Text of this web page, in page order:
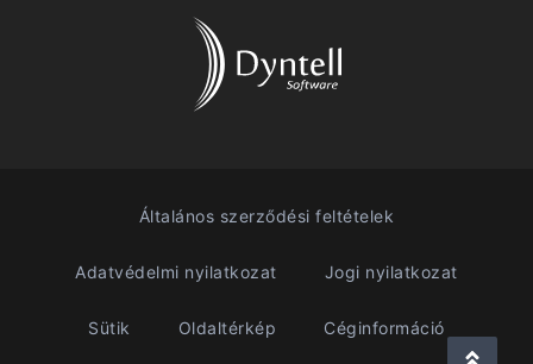
Általános szerződési feltételek
Adatvédelmi nyilatkozat Jogi nyilatkozat
Sütik Oldaltérkép Céginformáció